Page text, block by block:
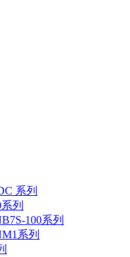
系列
列
100系列
系列